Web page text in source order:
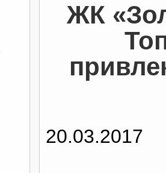
ЖК
20.03.2017